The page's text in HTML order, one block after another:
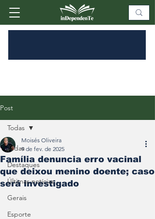
Post
Todas
Destaques
Últimas notícias
Gerais
Esporte
Todas
Família denuncia erro vacinal
que deixou menino doente; caso
será investigado
Moisés Oliveira
9 de fev. de 2025